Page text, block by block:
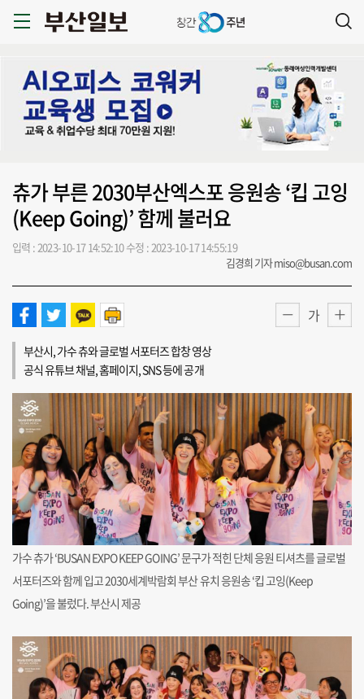
츄가 부른 2030부산엑스포 응원송 ‘킵 고잉
(Keep Going)’ 함께 불러요
입력 : 2023-10-17 14:52:10수정 : 2023-10-17 14:55:19
김경희 기자 miso@busan.com
가
부산시, 가수 츄와 글로벌 서포터즈 합창 영상
공식 유튜브 채널, 홈페이지, SNS 등에 공개
가수 츄가 ‘BUSAN EXPO KEEP GOING’ 문구가 적힌 단체 응원 티셔츠를 글로벌
서포터즈와 함께 입고 2030세계박람회 부산 유치 응원송 ‘킵 고잉(Keep
Going)’을 불렀다. 부산시 제공